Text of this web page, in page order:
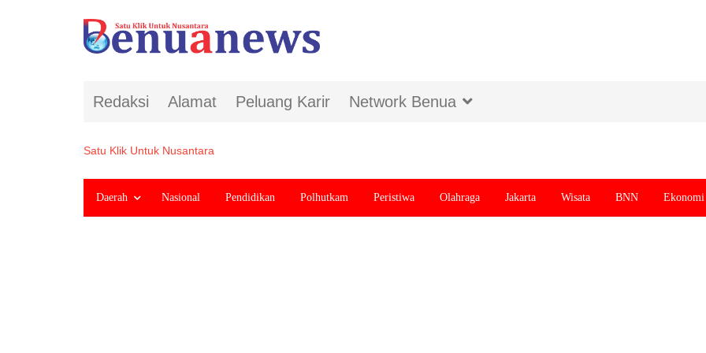
Redaksi Alamat Peluang Karir Network Benua
Satu Klik Untuk Nusantara
Daerah Nasional Pendidikan Polhutkam Peristiwa Olahraga Jakarta Wisata BNN Ekonomi